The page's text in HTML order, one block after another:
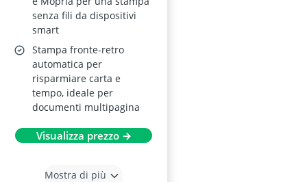
senza fili da dispositivi
smart
Stampa fronte-retro
automatica per
risparmiare carta e
tempo, ideale per
documenti multipagina
Visualizza prezzo →
Mostra di più